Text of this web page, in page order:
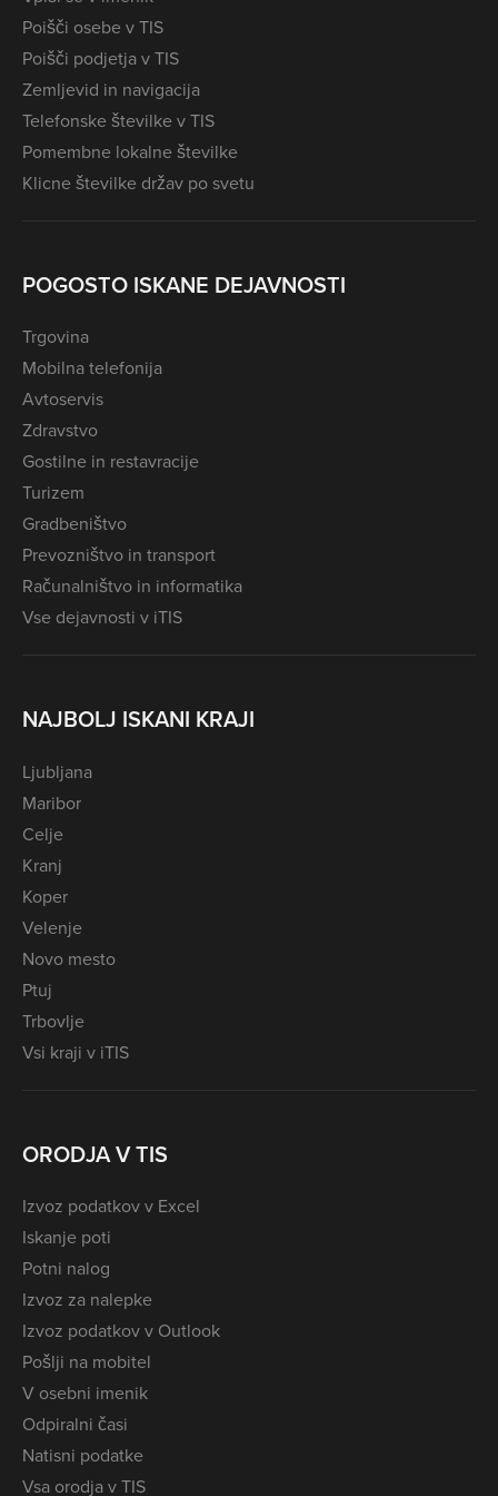
Poišči osebe v TIS
Poišči podjetja v TIS
Zemljevid in navigacija
Telefonske številke v TIS
Pomembne lokalne številke
Klicne številke držav po svetu
POGOSTO ISKANE DEJAVNOSTI
Trgovina
Mobilna telefonija
Avtoservis
Zdravstvo
Gostilne in restavracije
Turizem
Gradbeništvo
Prevozništvo in transport
Računalništvo in informatika
Vse dejavnosti v iTIS
NAJBOLJ ISKANI KRAJI
Ljubljana
Maribor
Celje
Kranj
Koper
Velenje
Novo mesto
Ptuj
Trbovlje
Vsi kraji v iTIS
ORODJA V TIS
Izvoz podatkov v Excel
Iskanje poti
Potni nalog
Izvoz za nalepke
Izvoz podatkov v Outlook
Pošlji na mobitel
V osebni imenik
Odpiralni časi
Natisni podatke
Vsa orodja v TIS